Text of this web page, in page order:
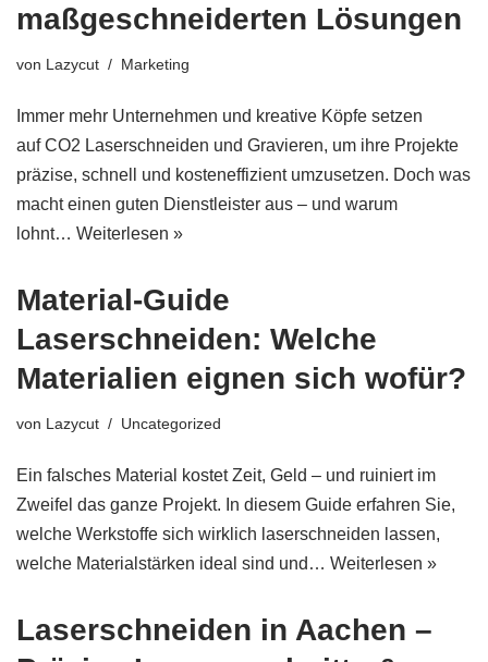
maßgeschneiderten Lösungen
von Lazycut Marketing
Immer mehr Unternehmen und kreative Köpfe setzen
auf CO2 Laserschneiden und Gravieren, um ihre Projekte
präzise, schnell und kosteneffizient umzusetzen. Doch was
macht einen guten Dienstleister aus – und warum
lohnt… Weiterlesen »
Material-Guide
Laserschneiden: Welche
Materialien eignen sich wofür?
von Lazycut Uncategorized
Ein falsches Material kostet Zeit, Geld – und ruiniert im
Zweifel das ganze Projekt. In diesem Guide erfahren Sie,
welche Werkstoffe sich wirklich laserschneiden lassen,
welche Materialstärken ideal sind und… Weiterlesen »
Laserschneiden in Aachen –